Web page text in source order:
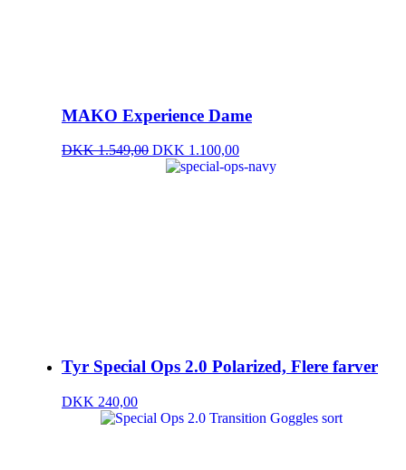
MAKO Experience Dame
DKK 1.549,00 DKK 1.100,00
Tyr Special Ops 2.0 Polarized, Flere farver
DKK 240,00